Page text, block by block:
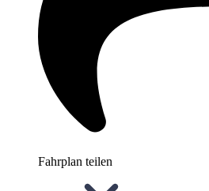
Fahrplan teilen